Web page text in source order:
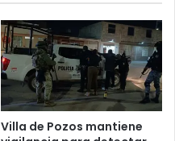
Villa de Pozos mantiene